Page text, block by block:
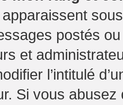
postés
et
l’intitulé
Si vous